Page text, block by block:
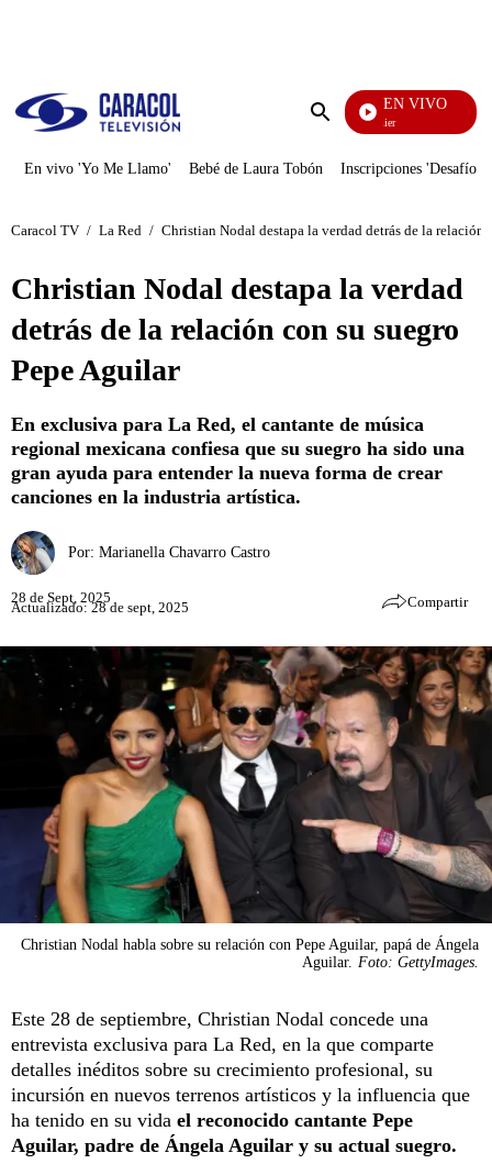
Enviar
EN VIVO
Noches De Premier
En vivo 'Yo Me Llamo' Bebé de Laura Tobón Inscripciones 'Desafío'
Caracol TV / La Red / Christian Nodal destapa la verdad detrás de la relación
Christian Nodal destapa la verdad
detrás de la relación con su suegro
Pepe Aguilar
En exclusiva para La Red, el cantante de música
regional mexicana confiesa que su suegro ha sido una
gran ayuda para entender la nueva forma de crear
canciones en la industria artística.
Por: Marianella Chavarro Castro
28 de Sept, 2025
Actualizado: 28 de sept, 2025 Compartir
Christian Nodal habla sobre su relación con Pepe Aguilar, papá de Ángela
Aguilar. Foto: GettyImages.
Este 28 de septiembre, Christian Nodal concede una
entrevista exclusiva para La Red, en la que comparte
detalles inéditos sobre su crecimiento profesional, su
incursión en nuevos terrenos artísticos y la influencia que
ha tenido en su vida el reconocido cantante Pepe
Aguilar, padre de Ángela Aguilar y su actual suegro.